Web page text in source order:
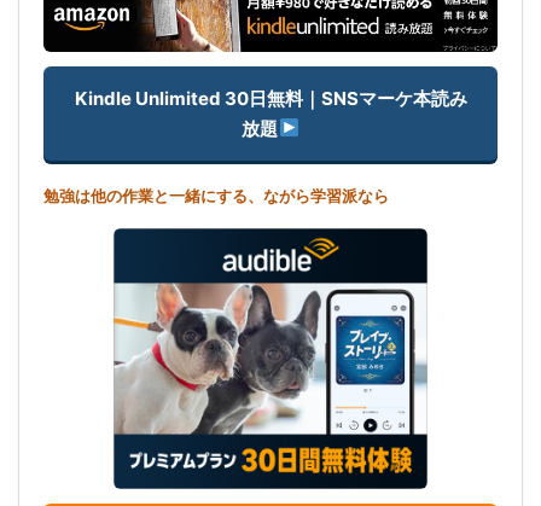
Kindle Unlimited 30日無料｜SNSマーケ本読み
放題
勉強は他の作業と一緒にする、ながら学習派なら